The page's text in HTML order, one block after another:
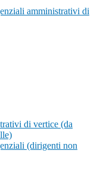
amministrativi di
di vertice (da
(dirigenti non